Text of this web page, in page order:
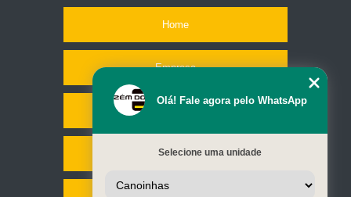
Home
Empresa
Serviços
Olá! Fale agora pelo WhatsApp
Selecione uma unidade